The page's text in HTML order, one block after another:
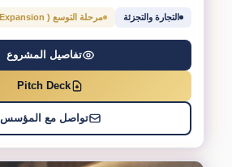
التجارة والتجزئة مرحلة التوسع ( Expansion )
تفاصيل المشروع
Pitch Deck
تواصل مع المؤسس